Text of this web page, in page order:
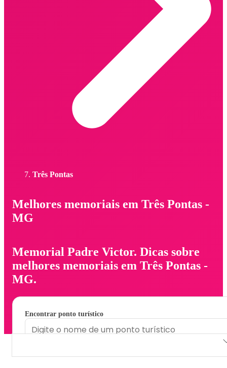
Três Pontas
Melhores memoriais em Três Pontas -
MG
Memorial Padre Victor. Dicas sobre
melhores memoriais em Três Pontas -
MG.
Encontrar ponto turístico